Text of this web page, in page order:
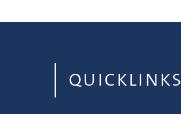
QUICKLINKS